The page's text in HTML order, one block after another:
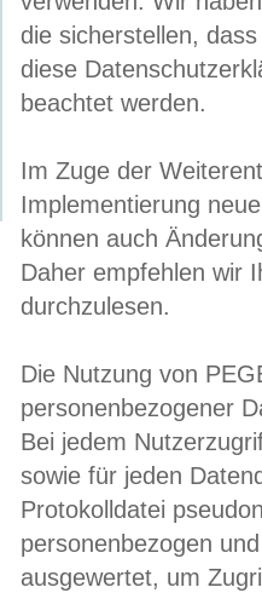
die sicherstellen,
diese
beachtet werden.
Im Zuge der
Implementierung
können auch
Daher empfehlen wir
durchzulesen.
Die Nutzung von
personenbezogener
Bei jedem
sowie für jeden
Protokolldatei
personenbezogen
ausgewertet, um